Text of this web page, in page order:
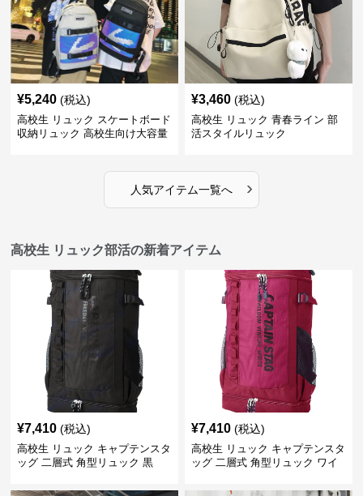
¥5,240 (税込)
高校生 リュック スケートボード
収納リュック 高校生向け大容量
¥3,460 (税込)
高校生 リュック 青春ライン 部
活スタイルリュック
人気アイテム一覧へ ›
高校生 リュック部活の新着アイテム
¥7,410 (税込)
高校生 リュック キャプテンスタ
ッグ 二層式 角型リュック 黒
¥7,410 (税込)
高校生 リュック キャプテンスタ
ッグ 二層式 角型リュック ワイ